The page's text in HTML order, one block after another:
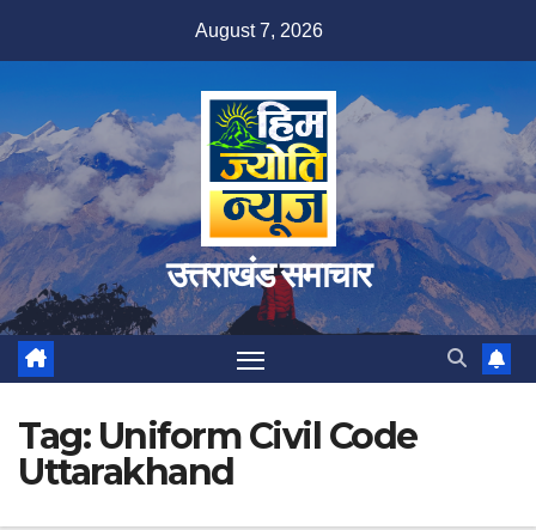
August 7, 2026
उत्तराखंड समाचार
Tag: Uniform Civil Code
Uttarakhand